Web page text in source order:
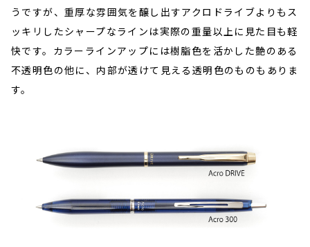
うですが、重厚な雰囲気を醸し出すアクロドライブよりもス
ッキリしたシャープなラインは実際の重量以上に見た目も軽
快です。カラーラインアップには樹脂色を活かした艶のある
不透明色の他に、内部が透けて見える透明色のものもありま
す。